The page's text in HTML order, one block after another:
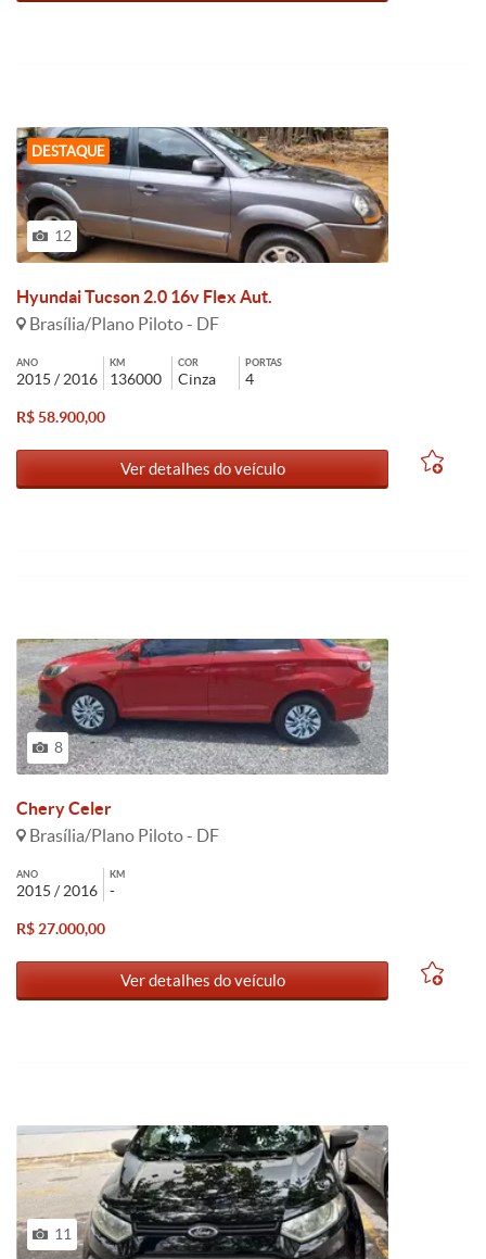
DESTAQUE
12
Hyundai Tucson 2.0 16v Flex Aut.
Brasília/Plano Piloto - DF
ANO
2015 / 2016
KM
136000
COR
Cinza
PORTAS
4
R$ 58.900,00
Ver detalhes do veículo
8
Chery Celer
Brasília/Plano Piloto - DF
ANO
2015 / 2016
KM
-
R$ 27.000,00
Ver detalhes do veículo
11